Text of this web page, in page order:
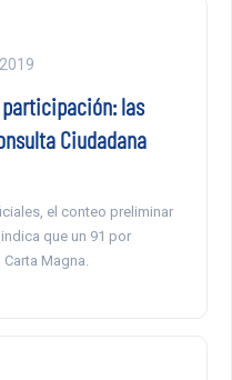
las
Ciudadana
el conteo preliminar
que un 91 por
Magna.